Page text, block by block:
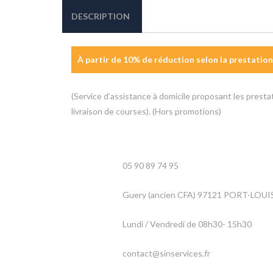
DESCRIPTION
À partir de 10% de réduction selon la
(Service d’assistance à domicile proposant les
livraison de courses). (Hors promotions)
05 90 89 74 95
Guery (ancien CFA) 97121 PORT-
Lundi / Vendredi de 08h30- 15h30
contact@sinservices.fr